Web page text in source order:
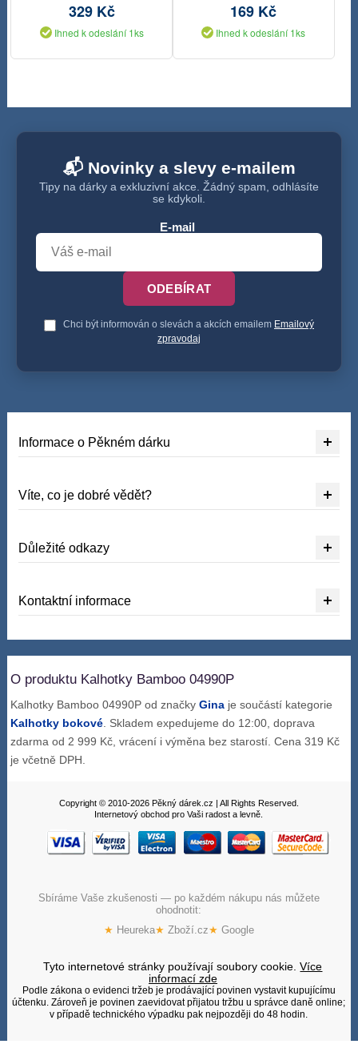
329 Kč
Ihned k odeslání 1ks
169 Kč
Ihned k odeslání 1ks
📬 Novinky a slevy e-mailem
Tipy na dárky a exkluzivní akce. Žádný spam, odhlásíte
se kdykoli.
E-mail
ODEBÍRAT
Chci být informován o slevách a akcích emailem Emailový
zpravodaj
Informace o Pěkném dárku
Víte, co je dobré vědět?
Důležité odkazy
Kontaktní informace
O produktu Kalhotky Bamboo 04990P
Kalhotky Bamboo 04990P od značkyGina je součástí kategorie
Kalhotky bokové . Skladem expedujeme do 12:00, doprava
zdarma od 2 999 Kč, vrácení i výměna bez starostí. Cena 319 Kč
je včetně DPH.
Copyright © 2010-2026 Pěkný dárek.cz | All Rights Reserved.
Internetový obchod pro Vaši radost a levně.
Sbíráme Vaše zkušenosti — po každém nákupu nás můžete
ohodnotit:
★ Heureka★ Zboží.cz★ Google
Tyto internetové stránky používají soubory cookie.Více
informací zde
Podle zákona o evidenci tržeb je prodávající povinen vystavit kupujícímu
účtenku. Zároveň je povinen zaevidovat přijatou tržbu u správce daně online;
v případě technického výpadku pak nejpozději do 48 hodin.